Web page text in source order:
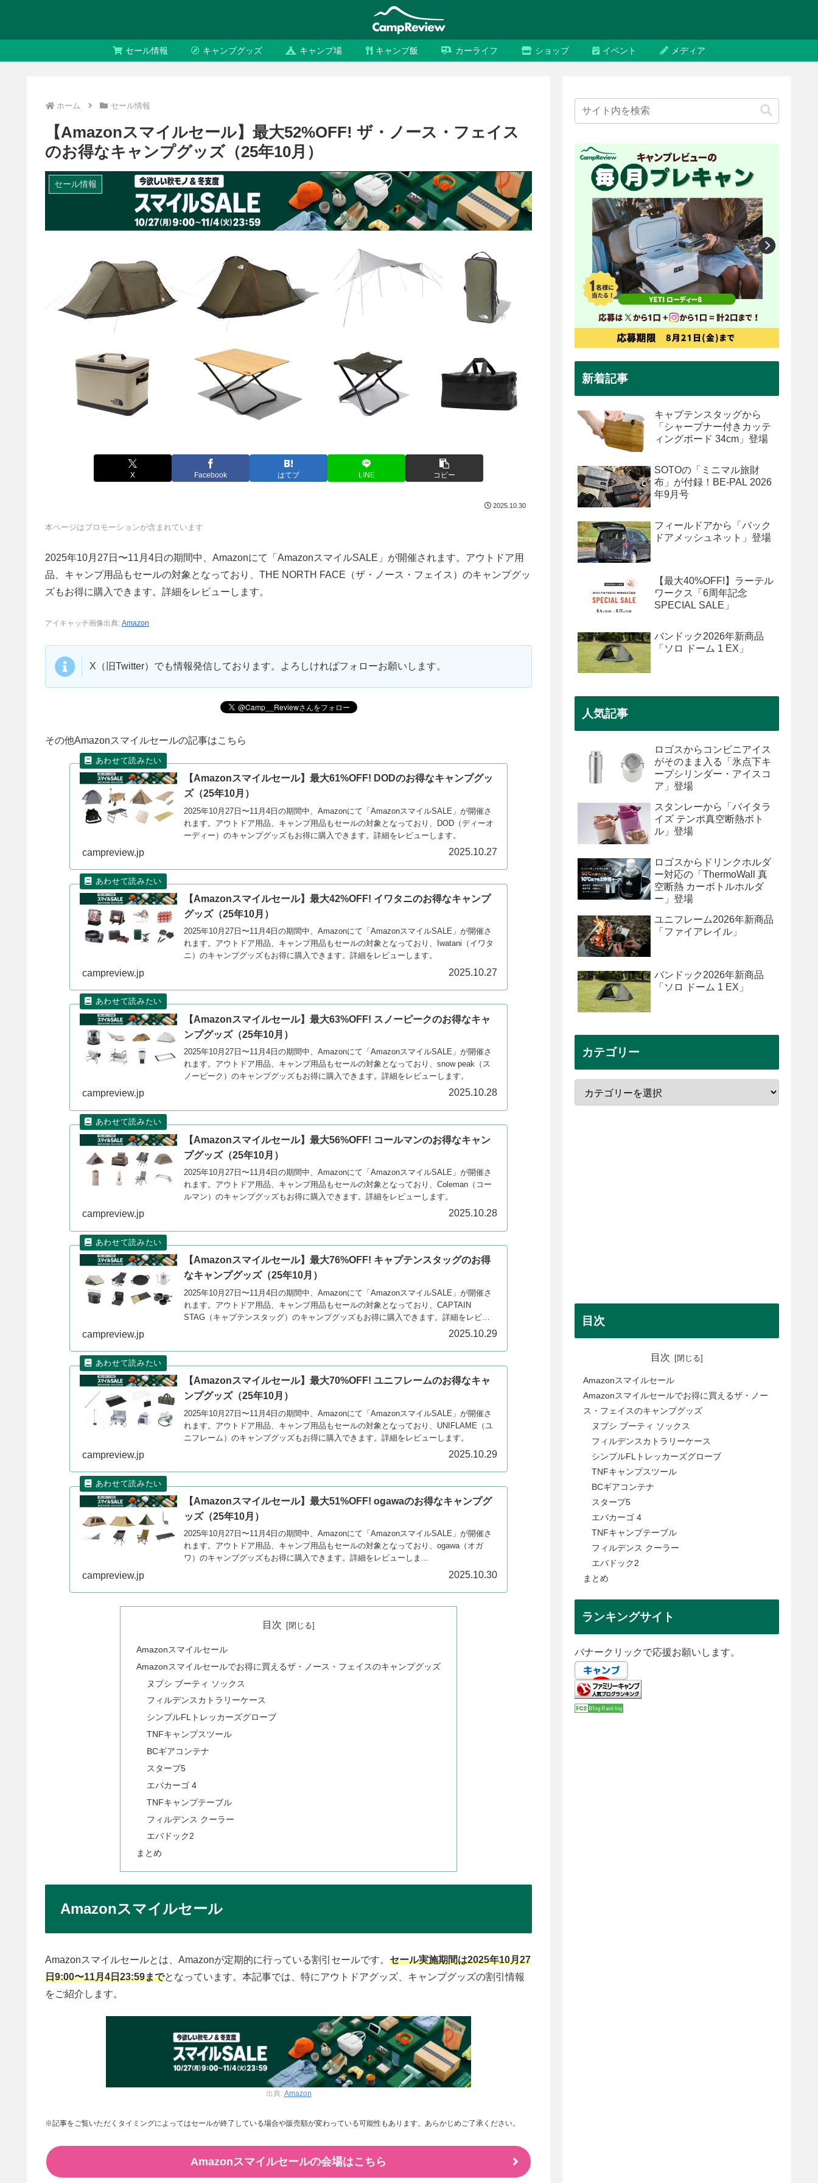
セール情報 キャンプグッズ キャンプ場 キャンプ飯 カーライフ ショップ イベント メディア
ホーム セール情報
【Amazonスマイルセール】最大52%OFF! ザ・ノース・フェイス
のお得なキャンプグッズ（25年10月）
セール情報
X Facebook はてブ LINE コピー
2025.10.30
本ページはプロモーションが含まれています
2025年10月27日〜11月4日の期間中、Amazonにて「AmazonスマイルSALE」が開催されます。アウトドア用
品、キャンプ用品もセールの対象となっており、THE NORTH FACE（ザ・ノース・フェイス）のキャンプグッ
ズもお得に購入できます。詳細をレビューします。
アイキャッチ画像出典: Amazon
X（旧Twitter）でも情報発信しております。よろしければフォローお願いします。
その他Amazonスマイルセールの記事はこちら
【Amazonスマイルセール】最大61%OFF! DODのお得なキャンプグッ
ズ（25年10月）
2025年10月27日〜11月4日の期間中、Amazonにて「AmazonスマイルSALE」が開催さ
れます。アウトドア用品、キャンプ用品もセールの対象となっており、DOD（ディーオ
ーディー）のキャンプグッズもお得に購入できます。詳細をレビューします。
campreview.jp 2025.10.27
【Amazonスマイルセール】最大42%OFF! イワタニのお得なキャンプ
グッズ（25年10月）
2025年10月27日〜11月4日の期間中、Amazonにて「AmazonスマイルSALE」が開催さ
れます。アウトドア用品、キャンプ用品もセールの対象となっており、Iwatani（イワタ
ニ）のキャンプグッズもお得に購入できます。詳細をレビューします。
campreview.jp 2025.10.27
【Amazonスマイルセール】最大63%OFF! スノーピークのお得なキャ
ンプグッズ（25年10月）
2025年10月27日〜11月4日の期間中、Amazonにて「AmazonスマイルSALE」が開催さ
れます。アウトドア用品、キャンプ用品もセールの対象となっており、snow peak（ス
ノーピーク）のキャンプグッズもお得に購入できます。詳細をレビューします。
campreview.jp 2025.10.28
【Amazonスマイルセール】最大56%OFF! コールマンのお得なキャン
プグッズ（25年10月）
2025年10月27日〜11月4日の期間中、Amazonにて「AmazonスマイルSALE」が開催さ
れます。アウトドア用品、キャンプ用品もセールの対象となっており、Coleman（コー
ルマン）のキャンプグッズもお得に購入できます。詳細をレビューします。
campreview.jp 2025.10.28
【Amazonスマイルセール】最大76%OFF! キャプテンスタッグのお得
なキャンプグッズ（25年10月）
2025年10月27日〜11月4日の期間中、Amazonにて「AmazonスマイルSALE」が開催さ
れます。アウトドア用品、キャンプ用品もセールの対象となっており、CAPTAIN
STAG（キャプテンスタッグ）のキャンプグッズもお得に購入できます。詳細をレビュ
campreview.jp 2025.10.29
【Amazonスマイルセール】最大70%OFF! ユニフレームのお得なキャ
ンプグッズ（25年10月）
2025年10月27日〜11月4日の期間中、Amazonにて「AmazonスマイルSALE」が開催さ
れます。アウトドア用品、キャンプ用品もセールの対象となっており、UNIFLAME（ユ
ニフレーム）のキャンプグッズもお得に購入できます。詳細をレビューします。
campreview.jp 2025.10.29
【Amazonスマイルセール】最大51%OFF! ogawaのお得なキャンプグ
ッズ（25年10月）
2025年10月27日〜11月4日の期間中、Amazonにて「AmazonスマイルSALE」が開催さ
れます。アウトドア用品、キャンプ用品もセールの対象となっており、ogawa（オガ
ワ）のキャンプグッズもお得に購入できます。詳細をレビューしま...
campreview.jp 2025.10.30
目次
Amazonスマイルセール
Amazonスマイルセールでお得に買えるザ・ノース・フェイスのキャンプグッズ
ヌプシ ブーティ ソックス
フィルデンスカトラリーケース
シンプルFLトレッカーズグローブ
TNFキャンプスツール
BCギアコンテナ
スタープ5
エバカーゴ 4
TNFキャンプテーブル
フィルデンス クーラー
エバドック2
まとめ
Amazonスマイルセール
Amazonスマイルセールとは、Amazonが定期的に行っている割引セールです。 セール実施期間は2025年10月27
日9:00〜11月4日23:59までとなっています。本記事では、特にアウトドアグッズ、キャンプグッズの割引情報
をご紹介します。
出典: Amazon
※記事をご覧いただくタイミングによってはセールが終了している場合や販売額が変わっている可能性もあります。あらかじめご了承ください。
Amazonスマイルセールの会場はこちら
新着記事
キャプテンスタッグから
「シャープナー付きカッテ
ィングボード 34cm」登場
SOTOの「ミニマル旅財
布」が付録！BE-PAL 2026
年9月号
フィールドアから「バック
ドアメッシュネット」登場
【最大40%OFF!】ラーテル
ワークス「6周年記念
SPECIAL SALE」
バンドック2026年新商品
「ソロ ドーム 1 EX」
人気記事
ロゴスからコンビニアイス
がそのまま入る「氷点下キ
ープシリンダー・アイスコ
ア」登場
スタンレーから「バイタラ
イズ テンポ真空断熱ボト
ル」登場
ロゴスからドリンクホルダ
ー対応の「ThermoWall 真
空断熱 カーボトルホルダ
ー」登場
ユニフレーム2026年新商品
「ファイアレイル」
バンドック2026年新商品
「ソロ ドーム 1 EX」
カテゴリー
目次
目次
Amazonスマイルセール
Amazonスマイルセールでお得に買えるザ・ノー
ス・フェイスのキャンプグッズ
ヌプシ ブーティ ソックス
フィルデンスカトラリーケース
シンプルFLトレッカーズグローブ
TNFキャンプスツール
BCギアコンテナ
スタープ5
エバカーゴ 4
TNFキャンプテーブル
フィルデンス クーラー
エバドック2
まとめ
ランキングサイト
バナークリックで応援お願いします。